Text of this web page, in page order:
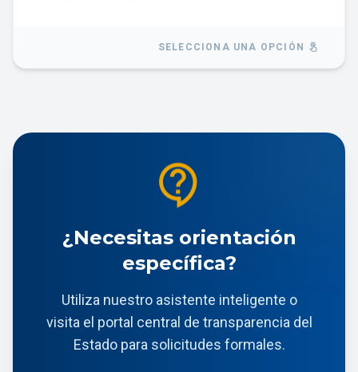
SELECCIONA UNA OPCIÓN touch_app
contact_support
¿Necesitas orientación
específica?
Utiliza nuestro asistente inteligente o
visita el portal central de transparencia del
Estado para solicitudes formales.